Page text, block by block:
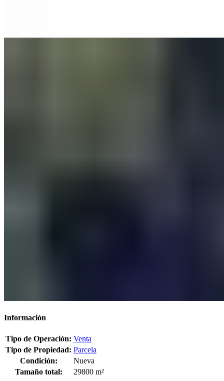
Información
Tipo de Operación: Venta
Tipo de Propiedad: Parcela
Condición:
Nueva
Tamaño total:
29800 m²